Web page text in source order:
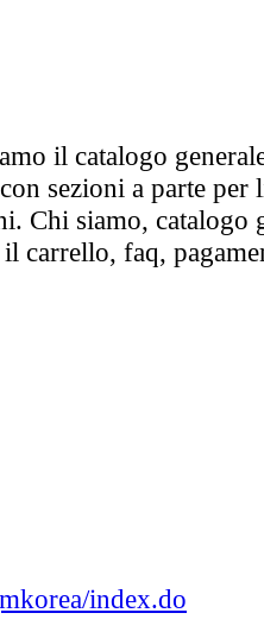
il catalogo
sezioni a parte per
Chi siamo, catalogo
carrello, faq,
index.do